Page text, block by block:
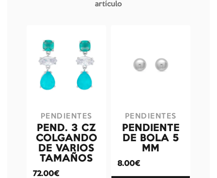
artículo
PENDIENTES
PEND. 3 CZ
COLGANDO
DE VARIOS
TAMAÑOS
72.00€
PENDIENTES
PENDIENTE
DE BOLA 5
MM
8.00€